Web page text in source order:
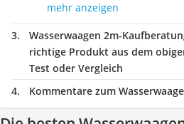
mehr anzeigen
Wasserwaagen 2m-
richtige Produkt aus dem
Test oder Vergleich
Kommentare zum